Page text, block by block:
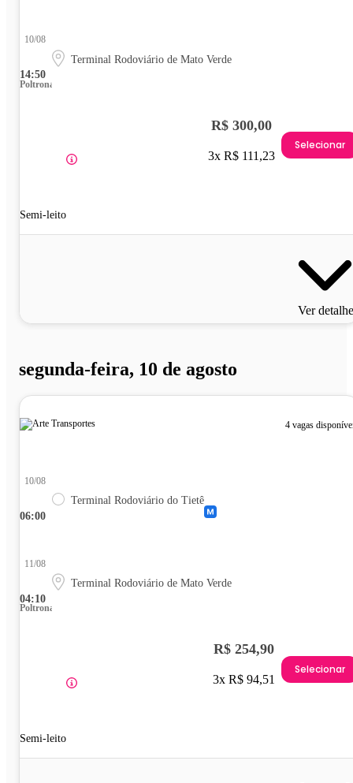
14:50
10/08
Terminal Rodoviário de Mato Verde
Poltrona
Semi-leito
R$ 300,00
3x R$ 111,23
Selecionar
Ver
segunda-feira, 10 de agosto
4 vagas
06:00
10/08
Terminal Rodoviário do Tietê
04:10
11/08
Terminal Rodoviário de Mato Verde
Poltrona
Semi-leito
R$ 254,90
3x R$ 94,51
Selecionar